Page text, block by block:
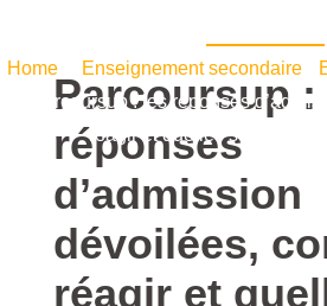
Home/ Enseignement secondaire•
/ Parcoursup : les réponses
réagir et quelles sont les
Parcoursup :
réponses
d’admission
dévoilées,
réagir et